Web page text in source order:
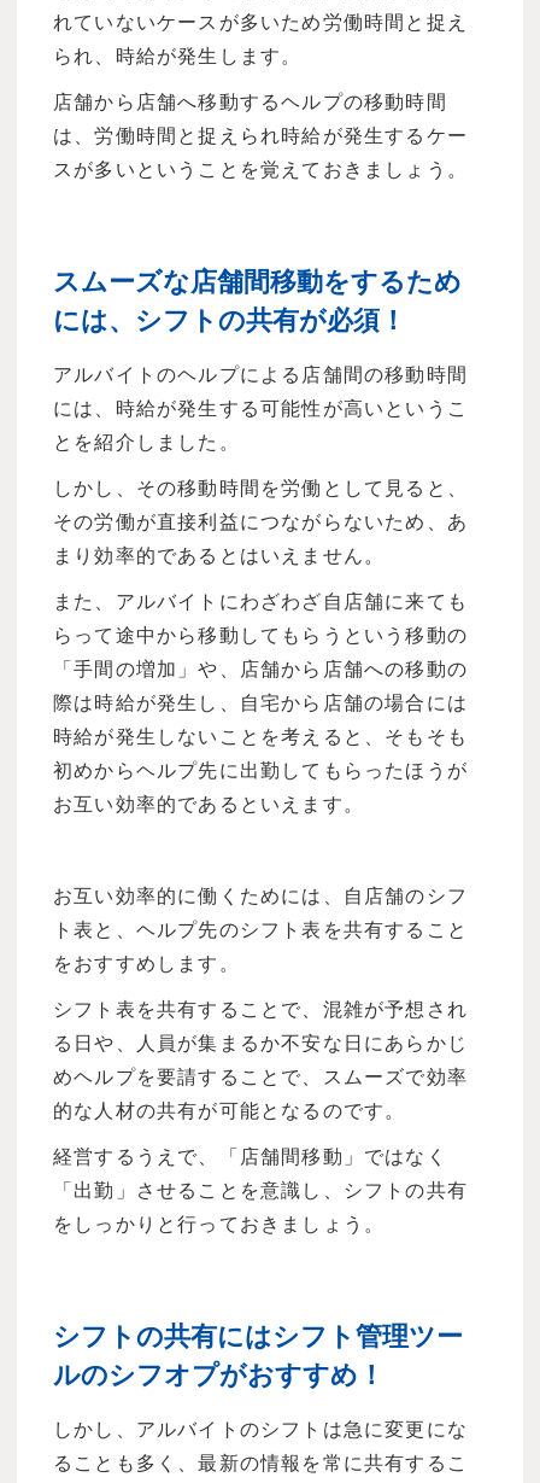
れていないケースが多いため労働時間と捉え
られ、時給が発生します。
店舗から店舗へ移動するヘルプの移動時間
は、労働時間と捉えられ時給が発生するケー
スが多いということを覚えておきましょう。
スムーズな店舗間移動をするため
には、シフトの共有が必須！
アルバイトのヘルプによる店舗間の移動時間
には、時給が発生する可能性が高いというこ
とを紹介しました。
しかし、その移動時間を労働として見ると、
その労働が直接利益につながらないため、あ
まり効率的であるとはいえません。
また、アルバイトにわざわざ自店舗に来ても
らって途中から移動してもらうという移動の
「手間の増加」や、店舗から店舗への移動の
際は時給が発生し、自宅から店舗の場合には
時給が発生しないことを考えると、そもそも
初めからヘルプ先に出勤してもらったほうが
お互い効率的であるといえます。
お互い効率的に働くためには、自店舗のシフ
ト表と、ヘルプ先のシフト表を共有すること
をおすすめします。
シフト表を共有することで、混雑が予想され
る日や、人員が集まるか不安な日にあらかじ
めヘルプを要請することで、スムーズで効率
的な人材の共有が可能となるのです。
経営するうえで、「店舗間移動」ではなく
「出勤」させることを意識し、シフトの共有
をしっかりと行っておきましょう。
シフトの共有にはシフト管理ツー
ルのシフオプがおすすめ！
しかし、アルバイトのシフトは急に変更にな
ることも多く、最新の情報を常に共有するこ